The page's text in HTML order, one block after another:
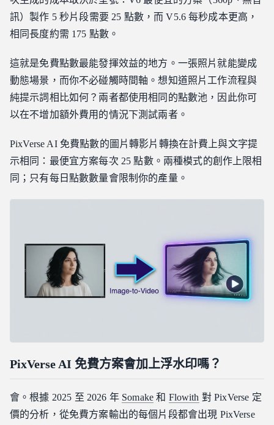
訊）製作 5 秒片段需要 25 點數，而 V5.6 每秒成本更高，
相同長度約需 175 點數。
這就是免費點數最能發揮效益的地方。一張照片就能變成
動態場景，而你不必碰觸時間軸。想知道照片工作流程與
純提示詞相比如何？兩者都使用相同的點數池，因此你可
以在不增加額外費用的情況下測試兩者。
PixVerse AI 免費點數的圖片轉影片轉換在計費上與文字提
示相同：最便宜方案每次 25 點數。兩種模式的創作上限相
同；只有每日點數數量會限制你的產量。
PixVerse AI 免費方案會加上浮水印嗎？
會。根據 2025 至 2026 年 Somake 和 Flowith 對 PixVerse 定
價的分析，從免費方案輸出的每個片段都會出現 PixVerse